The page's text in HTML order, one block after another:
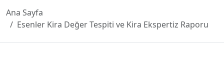
Ana Sayfa
Esenler Kira Değer Tespiti ve Kira Ekspertiz Raporu